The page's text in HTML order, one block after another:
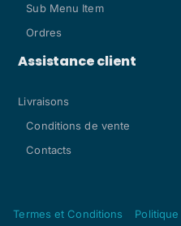
Sub Menu Item
Ordres
Assistance client
Livraisons
Conditions de vente
Contacts
Termes et Conditions